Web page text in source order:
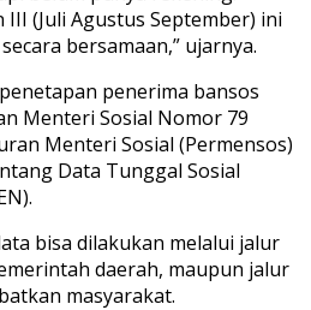
(Juli Agustus September) ini
bersamaan,” ujarnya.
penerima bansos
Menteri Sosial Nomor 79
Menteri Sosial (Permensos)
Data Tunggal Sosial
bisa dilakukan melalui jalur
daerah, maupun jalur
masyarakat.